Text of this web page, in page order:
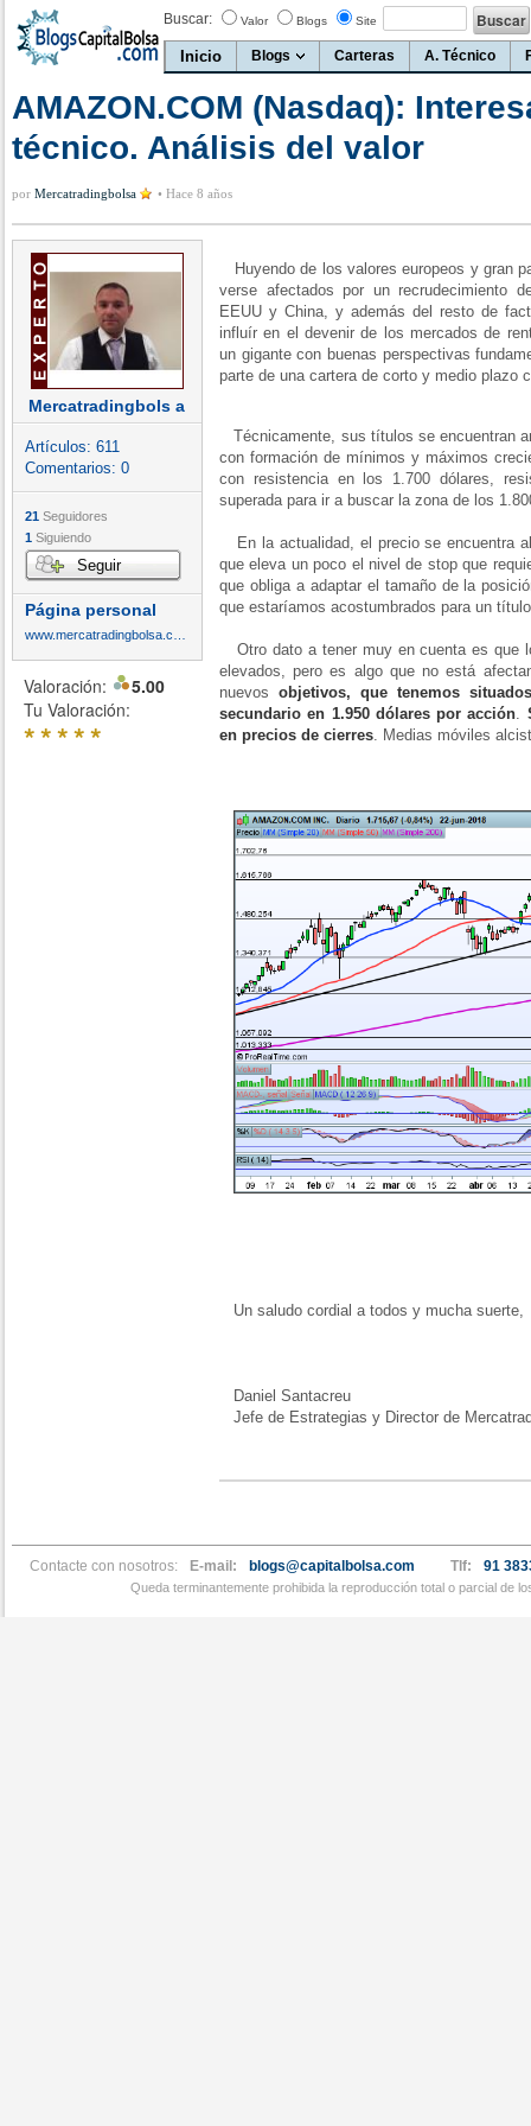
Buscar: Valor Blogs Site
Inicio Blogs Carteras A. Técnico
AMAZON.COM (Nasdaq):
técnico. Análisis del valor
por Mercatradingbolsa • Hace 8 años
Mercatradingbols a
Artículos: 611
Comentarios: 0
21 Seguidores
1 Siguiendo
Seguir
Página personal
Valoración:
5.00
Tu Valoración:
*****
Huyendo de los valores europeos y gran
verse afectados por un recrudecimiento
EEUU y China, y además del resto de
influír en el devenir de los mercados de
un gigante con buenas perspectivas
parte de una cartera de corto y medio plazo
Técnicamente, sus títulos se encuentran
con formación de mínimos y máximos
con resistencia en los 1.700 dólares,
superada para ir a buscar la zona de los
En la actualidad, el precio se encuentra
que eleva un poco el nivel de stop que
que obliga a adaptar el tamaño de la
que estaríamos acostumbrados para un
Otro dato a tener muy en cuenta es que
elevados, pero es algo que no está
nuevos objetivos, que tenemos
secundario en 1.950 dólares por acción.
en precios de cierres. Medias móviles
Un saludo cordial a todos y mucha suerte,
Daniel Santacreu
Jefe de Estrategias y Director de
Contacte con nosotros: E-mail: blogs@capitalbolsa.com Tlf: 91
Queda terminantemente prohibida la reproducción total o parcial de